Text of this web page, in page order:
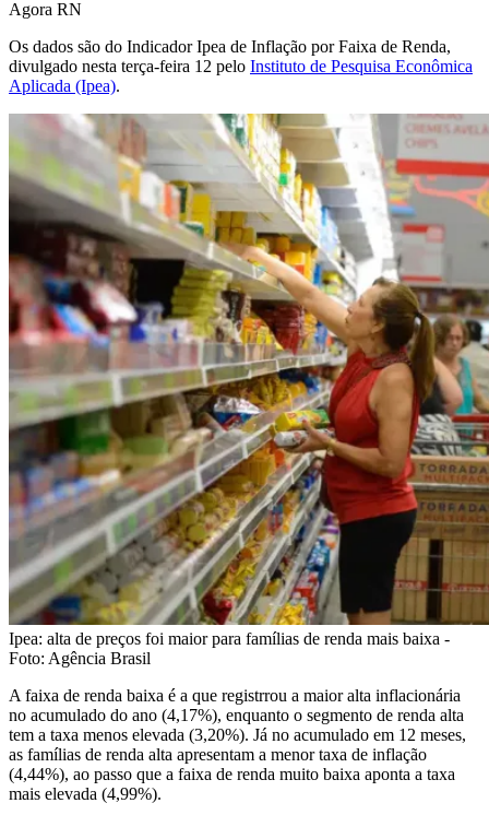
Os dados são do Indicador Ipea de Inflação por Faixa de Renda,
divulgado nesta terça-feira 12 pelo Instituto de Pesquisa Econômica
Aplicada (Ipea).
Ipea: alta de preços foi maior para famílias de renda mais baixa -
Foto: Agência Brasil
A faixa de renda baixa é a que registrrou a maior alta inflacionária
no acumulado do ano (4,17%), enquanto o segmento de renda alta
tem a taxa menos elevada (3,20%). Já no acumulado em 12 meses,
as famílias de renda alta apresentam a menor taxa de inflação
(4,44%), ao passo que a faixa de renda muito baixa aponta a taxa
mais elevada (4,99%).